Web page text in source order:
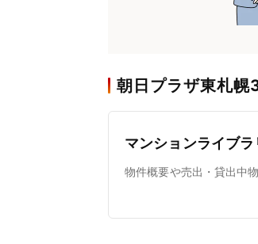
朝日プラザ東札幌
マンションライブ
物件概要や売出・貸出中